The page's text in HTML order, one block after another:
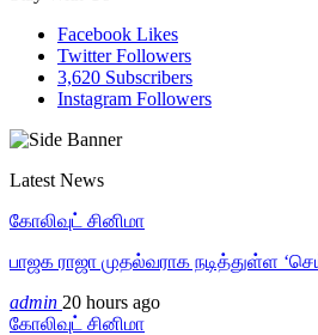
Facebook Likes
Twitter Followers
3,620 Subscribers
Instagram Followers
Latest News
கோலிவுட் சினிமா
பாஜக ராஜா முதல்வராக நடித்துள்ள
admin 20 hours ago
கோலிவுட் சினிமா